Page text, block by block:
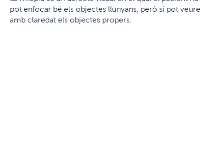
pot enfocar bé els objectes llunyans, però sí pot veure
amb claredat els objectes propers.